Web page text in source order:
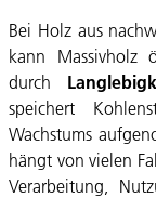
Bei Holz aus
kann Massivholz
durch
speichert
Wachstums
hängt von vielen
Verarbeitung,